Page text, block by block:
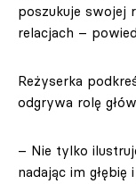
poszukuje swojej
relacjach –
Reżyserka
odgrywa rolę
– Nie tylko
nadając im